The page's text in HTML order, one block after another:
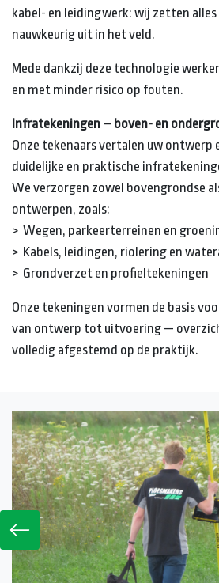
kabel- en leidingwerk: wij zetten
nauwkeurig uit in het veld.
Mede dankzij deze technologie
en met minder risico op fouten.
Infratekeningen – boven- en
Onze tekenaars vertalen uw ontwerp
duidelijke en praktische
We verzorgen zowel bovengrondse
ontwerpen, zoals:
> Wegen, parkeerterreinen en
> Kabels, leidingen, riolering en
> Grondverzet en profieltekeningen
Onze tekeningen vormen de basis
van ontwerp tot uitvoering —
volledig afgestemd op de praktijk.